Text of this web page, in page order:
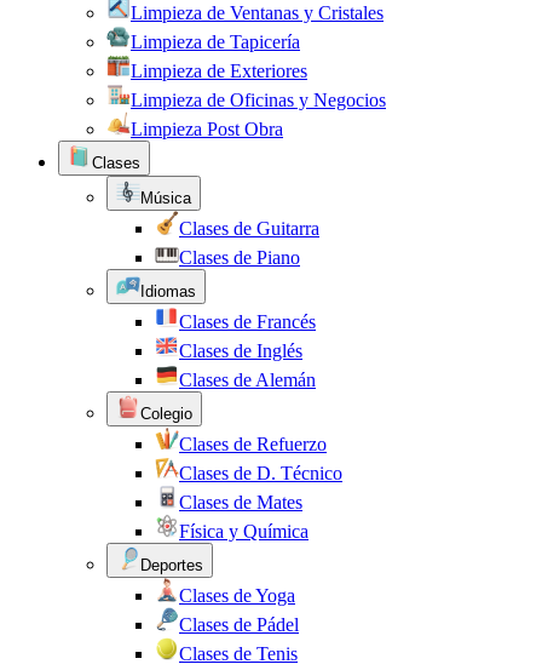
Limpieza de Ventanas y Cristales
Limpieza de Tapicería
Limpieza de Exteriores
Limpieza de Oficinas y Negocios
Limpieza Post Obra
Clases
Música
Clases de Guitarra
Clases de Piano
Idiomas
Clases de Francés
Clases de Inglés
Clases de Alemán
Colegio
Clases de Refuerzo
Clases de D. Técnico
Clases de Mates
Física y Química
Deportes
Clases de Yoga
Clases de Pádel
Clases de Tenis